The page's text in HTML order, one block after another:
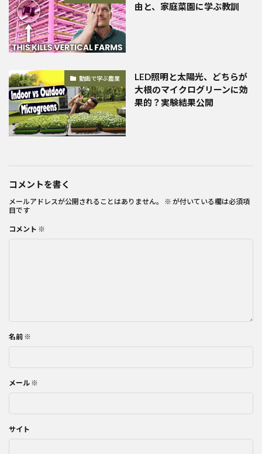
由と、家庭菜園に学ぶ教訓
動画で学ぶ農業
LED照明と太陽光、どちらが
大根のマイクログリーンに効
果的？実験結果公開
コメントを書く
メールアドレスが公開されることはありません。 ※ が付いている欄は必須項
目です
コメント ※
名前 ※
メール ※
サイト